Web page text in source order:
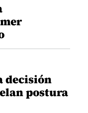
decisión
postura